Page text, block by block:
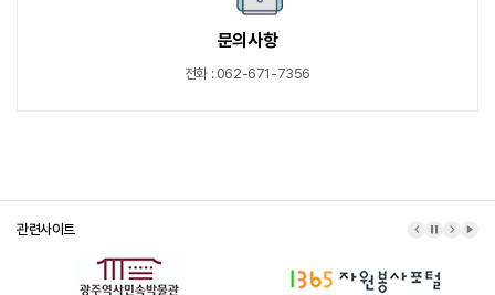
문의사항
전화 : 062-671-7356
관련사이트 이전 배너
배너 정지
다음 배
배